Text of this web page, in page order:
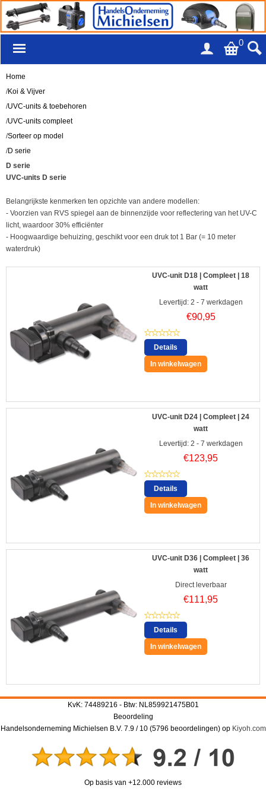
0
Home
/Koi & Vijver
/UVC-units & toebehoren
/UVC-units compleet
/Sorteer op model
/D serie
D serie
UVC-units D serie
Belangrijkste kenmerken ten opzichte van andere modellen:
- Voorzien van RVS spiegel aan de binnenzijde voor reflectering van het UV-C
licht, waardoor 30% efficiënter
- Hoogwaardige behuizing, geschikt voor een druk tot 1 Bar (= 10 meter
waterdruk)
UVC-unit D18 | Compleet | 18
watt
Levertijd: 2 - 7 werkdagen
€90,95
Details
In winkelwagen
UVC-unit D24 | Compleet | 24
watt
Levertijd: 2 - 7 werkdagen
€123,95
Details
In winkelwagen
UVC-unit D36 | Compleet | 36
watt
Direct leverbaar
€111,95
Details
In winkelwagen
KvK: 74489216 - Btw: NL859921475B01
Beoordeling
Handelsonderneming Michielsen B.V. 7.9/ 10(5796 beoordelingen) op Kiyoh.com
Op basis van +12.000 reviews